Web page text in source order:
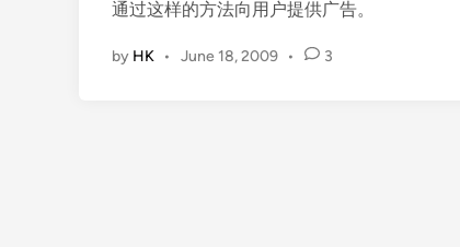
通过这样的方法向用户提供广告。
by HK • June 18, 2009 • 3